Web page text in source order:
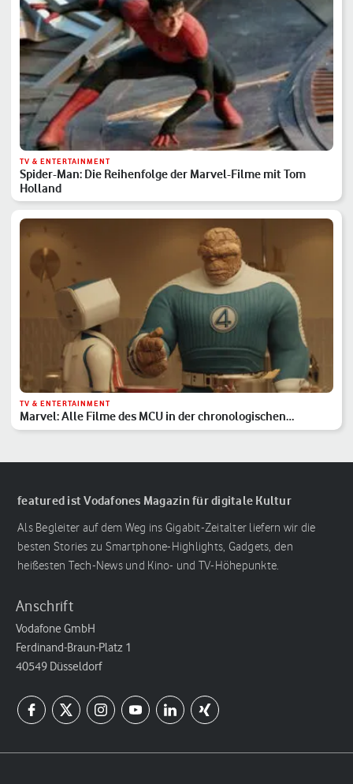
TV & ENTERTAINMENT
Spider-Man: Die Reihenfolge der Marvel-Filme mit Tom
Holland
TV & ENTERTAINMENT
Marvel: Alle Filme des MCU in der chronologischen
Reihenfolge
featured ist Vodafones Magazin für digitale Kultur
Als Begleiter auf dem Weg ins Gigabit-Zeitalter liefern wir die
besten Stories zu Smartphone-Highlights, Gadgets, den
heißesten Tech-News und Kino- und TV-Höhepunkte.
Anschrift
Vodafone GmbH
Ferdinand-Braun-Platz 1
40549 Düsseldorf